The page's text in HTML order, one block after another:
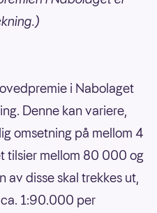
i Nabolaget
Denne kan variere,
omsetning på mellom 4
tilsier mellom 80 000 og
disse skal trekkes ut,
1:90.000 per